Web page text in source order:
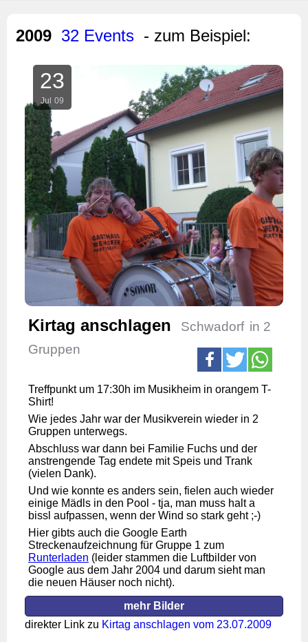
2009 32 Events - zum Beispiel:
23
Jul 09
Kirtag anschlagen Schwadorf in 2
Gruppen
Treffpunkt um 17:30h im Musikheim in orangem T-
Shirt!
Wie jedes Jahr war der Musikverein wieder in 2
Gruppen unterwegs.
Abschluss war dann bei Familie Fuchs und der
anstrengende Tag endete mit Speis und Trank
(vielen Dank).
Und wie konnte es anders sein, fielen auch wieder
einige Mädls in den Pool - tja, man muss halt a
bissl aufpassen, wenn der Wind so stark geht ;-)
Hier gibts auch die Google Earth
Streckenaufzeichnung für Gruppe 1 zum
Runterladen (leider stammen die Luftbilder von
Google aus dem Jahr 2004 und darum sieht man
die neuen Häuser noch nicht).
mehr Bilder
direkter Link zu Kirtag anschlagen vom 23.07.2009